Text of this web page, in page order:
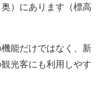
）にあります（標高
能だけではなく、新
光客にも利用しやす